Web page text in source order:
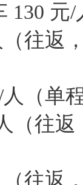
130 元
往返
（单
（往
往返